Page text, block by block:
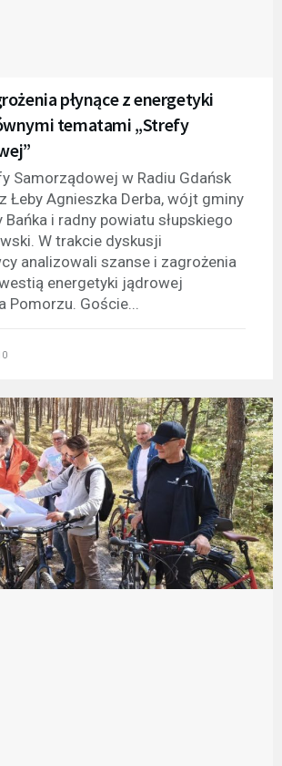
płynące z energetyki
tematami „Strefy
Samorządowej w Radiu Gdańsk
Łeby Agnieszka Derba, wójt gminy
i radny powiatu słupskiego
W trakcie dyskusji
analizowali szanse i zagrożenia
energetyki jądrowej
Goście...